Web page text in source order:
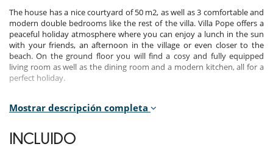
The house has a nice courtyard of 50 m2, as well as 3 comfortable and
modern double bedrooms like the rest of the villa. Villa Pope offers a
peaceful holiday atmosphere where you can enjoy a lunch in the sun
with your friends, an afternoon in the village or even closer to the
beach. On the ground floor you will find a cosy and fully equipped
living room as well as the dining room and a modern kitchen, all for a
perfect holiday.
Electrodoméstico
Cocina americana
Mostrar descripción completa
INCLUIDO